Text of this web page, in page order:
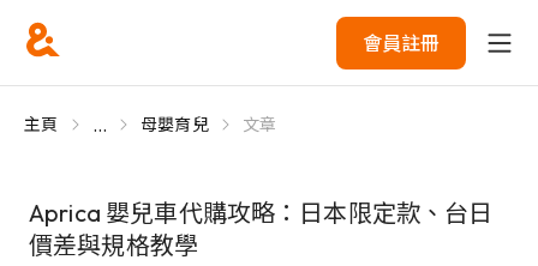
會員註冊
主頁 ... 母嬰育兒 文章
Aprica 嬰兒車代購攻略：日本限定款、台日
價差與規格教學